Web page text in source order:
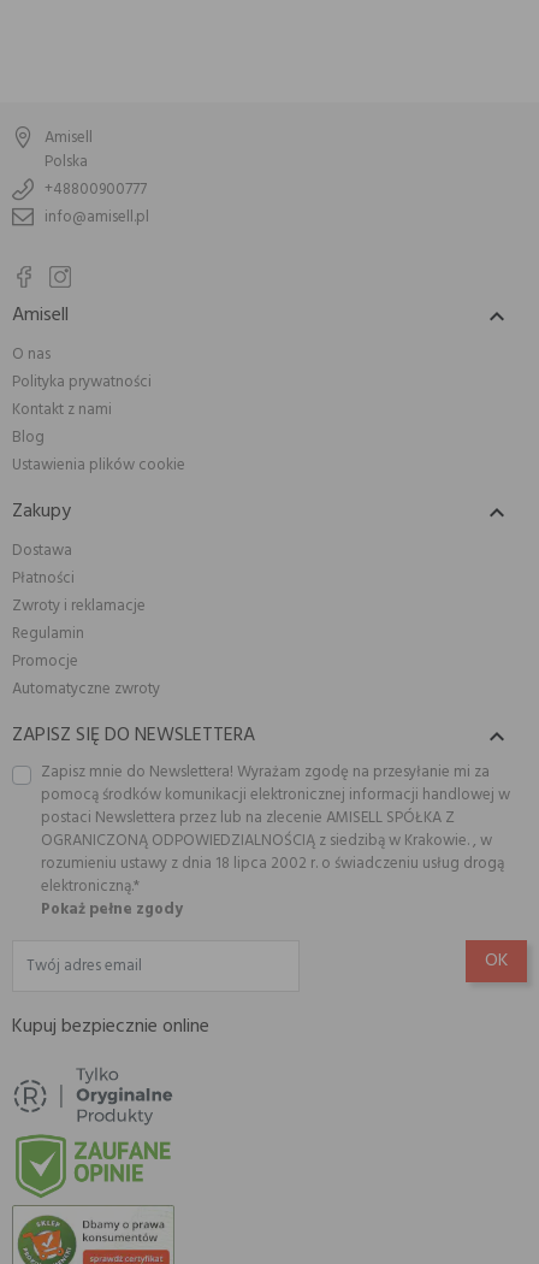
Amisell
Polska
+48800900777
info@amisell.pl
Amisell 
O nas
Polityka prywatności
Kontakt z nami
Blog
Ustawienia plików cookie
Zakupy 
Dostawa
Płatności
Zwroty i reklamacje
Regulamin
Promocje
Automatyczne zwroty
ZAPISZ SIĘ DO NEWSLETTERA 
Zapisz mnie do Newslettera! Wyrażam zgodę na przesyłanie mi za
pomocą środków komunikacji elektronicznej informacji handlowej w
postaci Newslettera przez lub na zlecenie AMISELL SPÓŁKA Z
OGRANICZONĄ ODPOWIEDZIALNOŚCIĄ z siedzibą w Krakowie. , w
rozumieniu ustawy z dnia 18 lipca 2002 r. o świadczeniu usług drogą
elektroniczną.*
Pokaż pełne zgody
Kupuj bezpiecznie online